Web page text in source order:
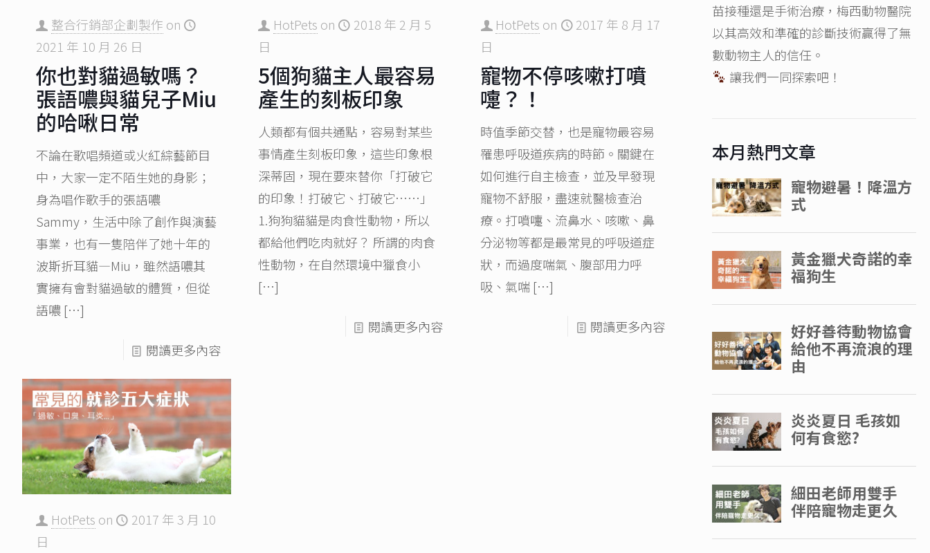
整合行銷部企劃製作 on
2021 年 10 月 26 日
你也對貓過敏嗎？
張語噥與貓兒子Miu
的哈啾日常
不論在歌唱頻道或火紅綜藝節目
中，大家一定不陌生她的身影；
身為唱作歌手的張語噥
Sammy，生活中除了創作與演藝
事業，也有一隻陪伴了她十年的
波斯折耳貓—Miu，雖然語噥其
實擁有會對貓過敏的體質，但從
語噥[…]
閱讀更多內容
HotPets on
2018 年 2 月 5
日
5個狗貓主人最容易
產生的刻板印象
人類都有個共通點，容易對某些
事情產生刻板印象，這些印象根
深蒂固，現在要來替你「打破它
的印象！打破它、打破它⋯⋯」
1.狗狗貓貓是肉食性動物，所以
都給他們吃肉就好？ 所謂的肉食
性動物，在自然環境中獵食小
[…]
閱讀更多內容
HotPets on
2017 年 8 月 17
日
寵物不停咳嗽打噴
嚏？！
時值季節交替，也是寵物最容易
罹患呼吸道疾病的時節。關鍵在
如何進行自主檢查，並及早發現
寵物不舒服，盡速就醫檢查治
療。打噴嚏、流鼻水、咳嗽、鼻
分泌物等都是最常見的呼吸道症
狀，而過度喘氣、腹部用力呼
吸、氣喘 […]
閱讀更多內容
HotPets on
2017 年 3 月 10
日
苗接種還是手術治療，梅西動物醫院
以其高效和準確的診斷技術贏得了無
數動物主人的信任。
讓我們一同探索吧！
本月熱門文章